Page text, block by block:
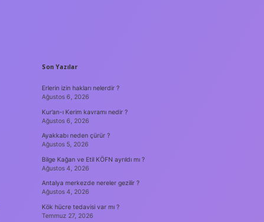
SIDEBAR
Son Yazılar
Erlerin izin hakları nelerdir ?
Ağustos 6, 2026
Kur’an-ı Kerim kavramı nedir ?
Ağustos 6, 2026
Ayakkabı neden çürür ?
Ağustos 5, 2026
Bilge Kağan ve Etil KÖFN ayrıldı mı ?
Ağustos 4, 2026
Antalya merkezde nereler gezilir ?
Ağustos 4, 2026
Kök hücre tedavisi var mı ?
Temmuz 27, 2026